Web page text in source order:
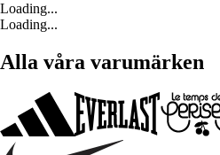
Loading...
Loading...
Alla våra varumärken